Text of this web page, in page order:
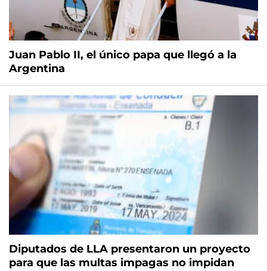
Juan Pablo II, el único papa que llegó a la
Argentina
Diputados de LLA presentaron un proyecto
para que las multas impagas no impidan